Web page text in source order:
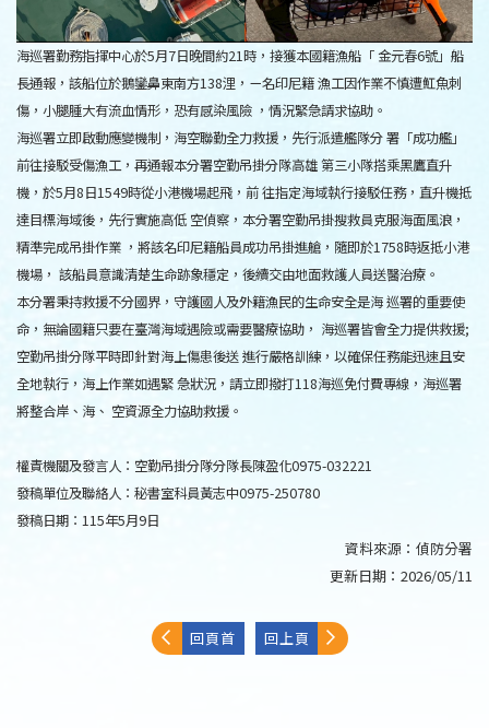
海巡署勤務指揮中心於5月7日晚間約21時，接獲本國籍漁船「 金元春6號」船
長通報，該船位於鵝鑾鼻東南方138浬，ㄧ名印尼籍 漁工因作業不慎遭魟魚刺
傷，小腿腫大有流血情形，恐有感染風險 ，情況緊急請求協助。
海巡署立即啟動應變機制，海空聯勤全力救援，先行派遣艦隊分 署「成功艦」
前往接駁受傷漁工，再通報本分署空勤吊掛分隊高雄 第三小隊搭乘黑鷹直升
機，於5月8日1549時從小港機場起飛，前 往指定海域執行接駁任務，直升機抵
達目標海域後，先行實施高低 空偵察，本分署空勤吊掛搜救員克服海面風浪，
精準完成吊掛作業 ，將該名印尼籍船員成功吊掛進艙，隨即於1758時返抵小港
機場， 該船員意識清楚生命跡象穩定，後續交由地面救護人員送醫治療。
本分署秉持救援不分國界，守護國人及外籍漁民的生命安全是海 巡署的重要使
命，無論國籍只要在臺灣海域遇險或需要醫療協助， 海巡署皆會全力提供救援;
空勤吊掛分隊平時即針對海上傷患後送 進行嚴格訓練，以確保任務能迅速且安
全地執行，海上作業如遇緊 急狀況，請立即撥打118海巡免付費專線，海巡署
將整合岸、海、 空資源全力協助救援。
權責機關及發言人：空勤吊掛分隊分隊長陳盈化0975-032221
發稿單位及聯絡人：秘書室科員黃志中0975-250780
發稿日期：115年5月9日
資料來源： 偵防分署
更新日期： 2026/05/11
回頁首 回上頁